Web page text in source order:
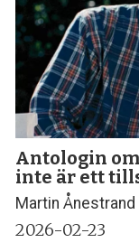
Antologin
inte är ett
Martin
2026-02-23